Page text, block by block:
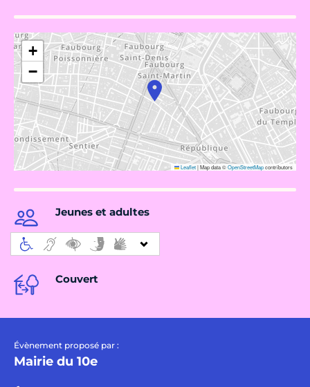
+
−
Leaflet|Map data ©OpenStreetMapcontributors
Jeunes et adultes
Couvert
Évènement proposé par :
Mairie du 10e